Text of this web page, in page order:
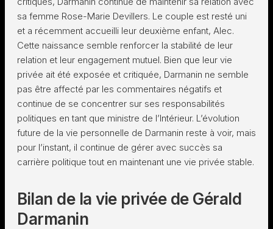
sa femme Rose-Marie Devillers. Le couple est resté uni
et a récemment accueilli leur deuxième enfant, Alec.
Cette naissance semble renforcer la stabilité de leur
relation et leur engagement mutuel. Bien que leur vie
privée ait été exposée et critiquée, Darmanin ne semble
pas être affecté par les commentaires négatifs et
continue de se concentrer sur ses responsabilités
politiques en tant que ministre de l’Intérieur. L’évolution
future de la vie personnelle de Darmanin reste à voir, mais
pour l’instant, il continue de gérer avec succès sa
carrière politique tout en maintenant une vie privée stable.
Bilan de la vie privée de Gérald
Darmanin